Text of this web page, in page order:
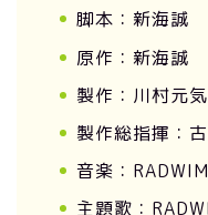
脚本：新海誠
原作：新海誠
製作：川村元
製作総指揮：
音楽：
主題歌：